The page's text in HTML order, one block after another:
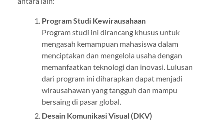
Program Studi Kewirausahaan
Program studi ini dirancang khusus untuk
mengasah kemampuan mahasiswa dalam
menciptakan dan mengelola usaha dengan
memanfaatkan teknologi dan inovasi. Lulusan
dari program ini diharapkan dapat menjadi
wirausahawan yang tangguh dan mampu
bersaing di pasar global.
Desain Komunikasi Visual (DKV)